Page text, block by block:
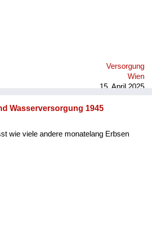
Versorgung
Wien
15. April 2025
Wasserversorgung 1945
wie viele andere monatelang Erbsen